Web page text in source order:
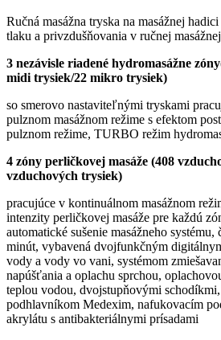
Ručná masážna tryska na masážnej
tlaku a privzdušňovania v ručnej
3 nezávisle riadené hydromasážne
midi trysiek/22 mikro trysiek)
so smerovo nastaviteľnými tryskami
pulznom masážnom režime s efektom
pulznom režime, TURBO režim
4 zóny perličkovej masáže (408
vzduchových trysiek)
pracujúce v kontinuálnom masážnom
intenzity perličkovej masáže pre každú
automatické sušenie masážneho
minút, vybavená dvojfunkčným
vody a vody vo vani, systémom
napúšťania a oplachu sprchou,
teplou vodou, dvojstupňovými
podhlavníkom Medexim, nafukovacím
akrylátu s antibakteriálnymi prísadami